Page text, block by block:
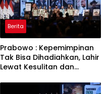
Berita
Prabowo : Kepemimpinan
Tak Bisa Dihadiahkan, Lahir
Lewat Kesulitan dan